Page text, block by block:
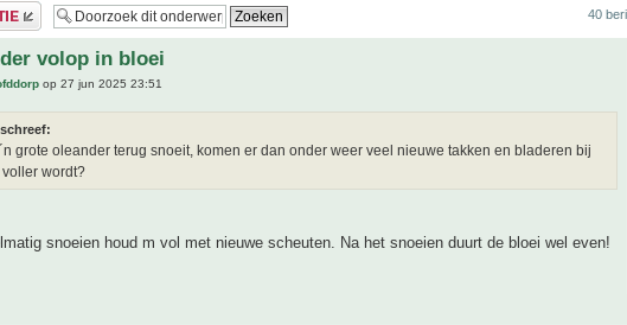
40
volop in bloei
op 27 jun 2025 23:51
schreef:
grote oleander terug snoeit, komen er dan onder weer veel nieuwe takken en bladeren bij
wordt?
snoeien houd m vol met nieuwe scheuten. Na het snoeien duurt de bloei wel even!